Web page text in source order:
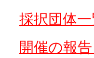
採択団体
開催の報